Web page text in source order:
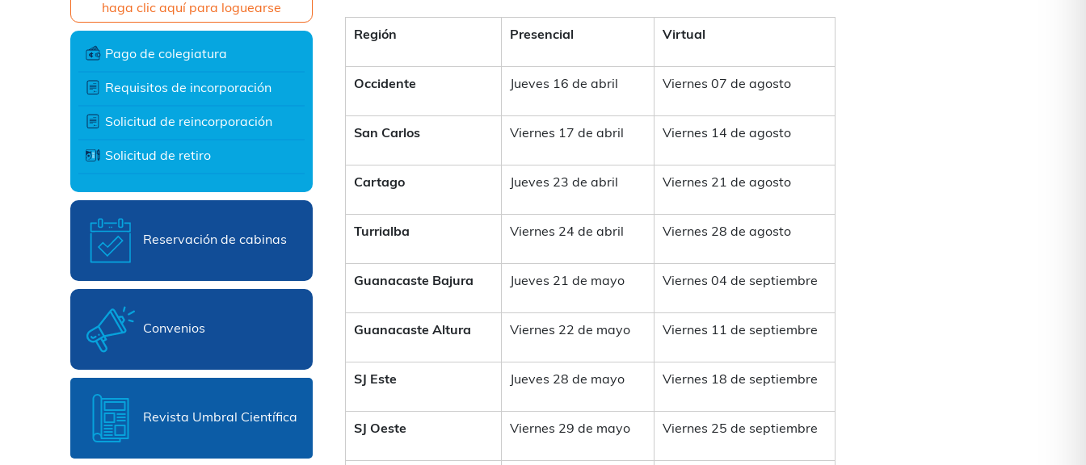
haga clic aquí para loguearse
Pago de colegiatura
Requisitos de incorporación
Solicitud de reincorporación
Solicitud de retiro
Reservación de cabinas
Convenios
Revista Umbral Científica
Región Presencial Virtual
Occidente Jueves 16 de abril Viernes 07 de agosto
San Carlos Viernes 17 de abril Viernes 14 de agosto
Cartago Jueves 23 de abril Viernes 21 de agosto
Turrialba Viernes 24 de abril Viernes 28 de agosto
Guanacaste Bajura Jueves 21 de mayo Viernes 04 de septiembre
Guanacaste Altura Viernes 22 de mayo Viernes 11 de septiembre
SJ Este Jueves 28 de mayo Viernes 18 de septiembre
SJ Oeste Viernes 29 de mayo Viernes 25 de septiembre